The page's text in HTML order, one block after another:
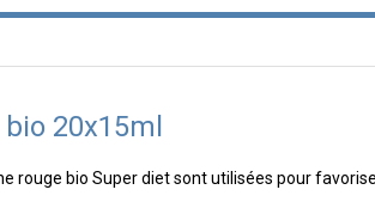
20x15ml
rouge bio Super diet sont utilisées pour